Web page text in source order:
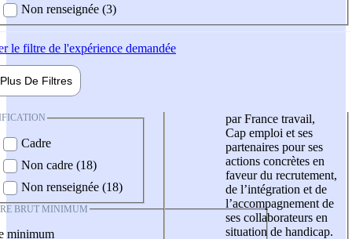
Non renseignée (3)
le filtre de l'expérience demandée
Plus De Filtres
Cadre
Non cadre (18)
Non renseignée (18)
BRUT MINIMUM
minimum
par France travail,
Cap emploi et ses
partenaires pour ses
actions concrètes en
faveur du recrutement,
de l’intégration et de
l’accompagnement de
ses collaborateurs en
situation de handicap.